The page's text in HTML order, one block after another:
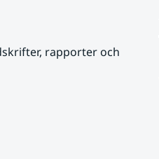
rapporter och